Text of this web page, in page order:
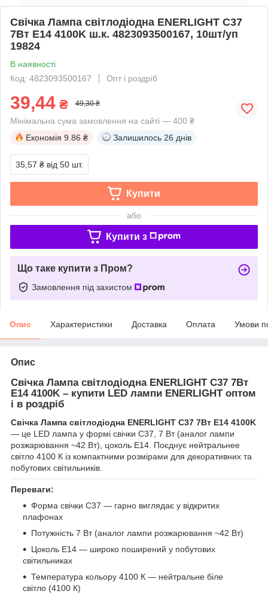
Свічка Лампа світлодіодна ENERLIGHT С37
7Вт E14 4100K ш.к. 4823093500167, 10шт/уп
19824
В наявності
Код: 4823093500167
Опт і роздріб
39,44 ₴ 49,30 ₴
Мінімальна сума замовлення на сайті — 400 ₴
Економія 9.86 ₴ Залишилось 26 днів
35,57 ₴ від 50 шт.
Купити
або
Купити з
Що таке купити з Пром?
Замовлення під захистом
Опис Характеристики Доставка Оплата Умови
Опис
Свічка Лампа світлодіодна ENERLIGHT С37 7Вт
E14 4100K – купити LED лампи ENERLIGHT оптом
і в роздріб
Свічка Лампа світлодіодна ENERLIGHT С37 7Вт E14 4100K
— це LED лампа у формі свічки C37, 7 Вт (аналог лампи
розжарювання ~42 Вт), цоколь E14. Поєднує нейтральнее
світло 4100 К із компактними розмірами для декоративних та
побутових світильників.
Переваги:
Форма свічки C37 — гарно виглядає у відкритих
плафонах
Потужність 7 Вт (аналог лампи розжарювання ~42 Вт)
Цоколь E14 — широко поширений у побутових
світильниках
Температура кольору 4100 К — нейтральне біле
світло (4100 К)